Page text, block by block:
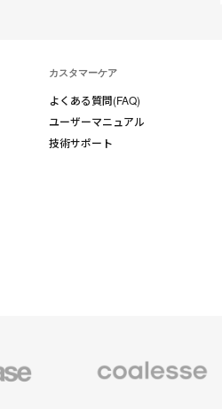
カスタマーケア
よくある質問(FAQ)
ユーザーマニュアル
技術サポート